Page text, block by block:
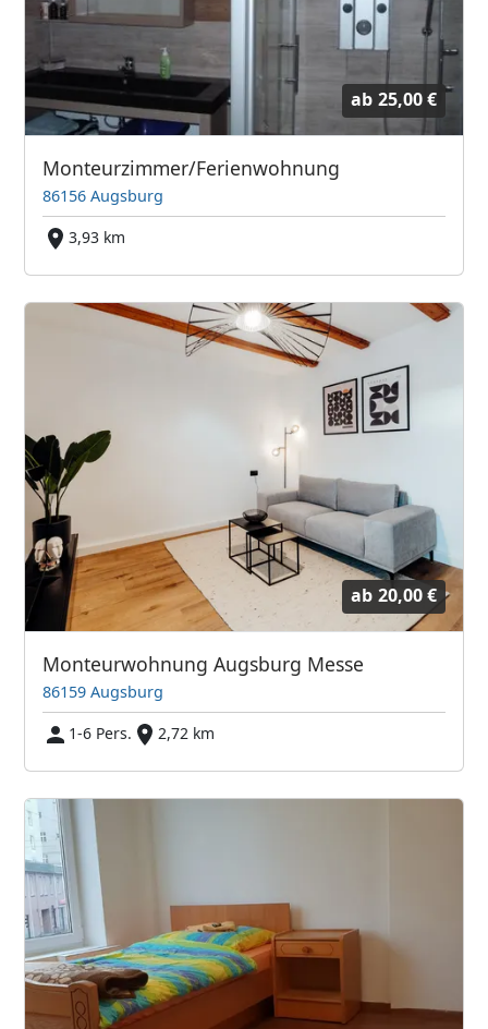
ab 25,00 €
Monteurzimmer/Ferienwohnung
86156 Augsburg
3,93 km
ab 20,00 €
Monteurwohnung Augsburg Messe
86159 Augsburg
1-6 Pers.
2,72 km